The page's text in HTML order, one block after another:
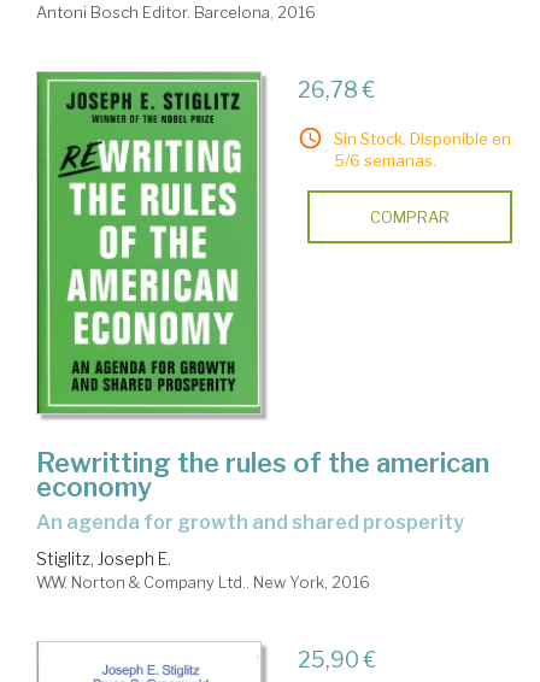
Antoni Bosch Editor. Barcelona, 2016
26,78 €
Sin Stock. Disponible en
5/6 semanas.
COMPRAR
Rewritting the rules of the american
economy
an agenda for growth and shared prosperity
Stiglitz, Joseph E.
W.W. Norton & Company Ltd.. New York, 2016
25,90 €